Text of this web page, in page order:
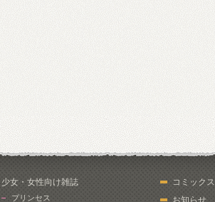
少女・女性向け雑誌
プリンセス
コミックス
お知らせ